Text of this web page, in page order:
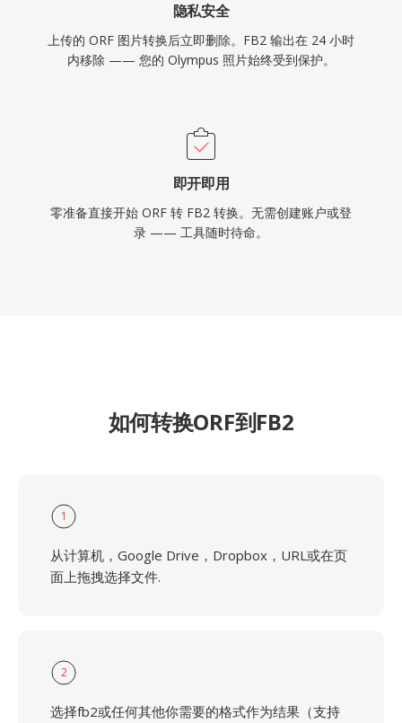
隐私安全
上传的 ORF 图片转换后立即删除。FB2 输出在 24 小时
内移除 —— 您的 Olympus 照片始终受到保护。
即开即用
零准备直接开始 ORF 转 FB2 转换。无需创建账户或登
录 —— 工具随时待命。
如何转换ORF到FB2
1
从计算机，Google Drive，Dropbox，URL或在页
面上拖拽选择文件.
2
选择fb2或任何其他你需要的格式作为结果（支持